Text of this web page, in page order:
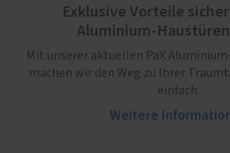
Exklusive Vorteile
Aluminium-
Mit unserer aktuellen PaX
machen wir den Weg zu Ihrer
einfach.
Weitere